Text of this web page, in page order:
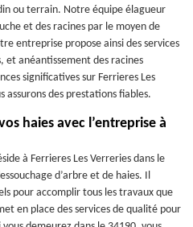
ou terrain. Notre équipe élagueur
et des racines par le moyen de
entreprise propose ainsi des services
et anéantissement des racines
significatives sur Ferrieres Les
des prestations fiables.
haies avec l’entreprise à
à Ferrieres Les Verreries dans le
d’arbre et de haies. Il
pour accomplir tous les travaux que
en place des services de qualité pour